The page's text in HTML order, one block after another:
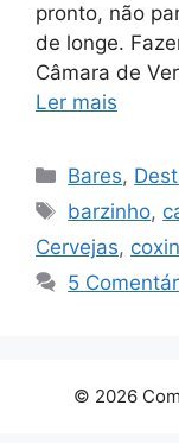
pronto, não
de longe.
Câmara de
Ler mais
Categorias
Bares,
Tags
barzinho,
Cervejas,
5
© 2026